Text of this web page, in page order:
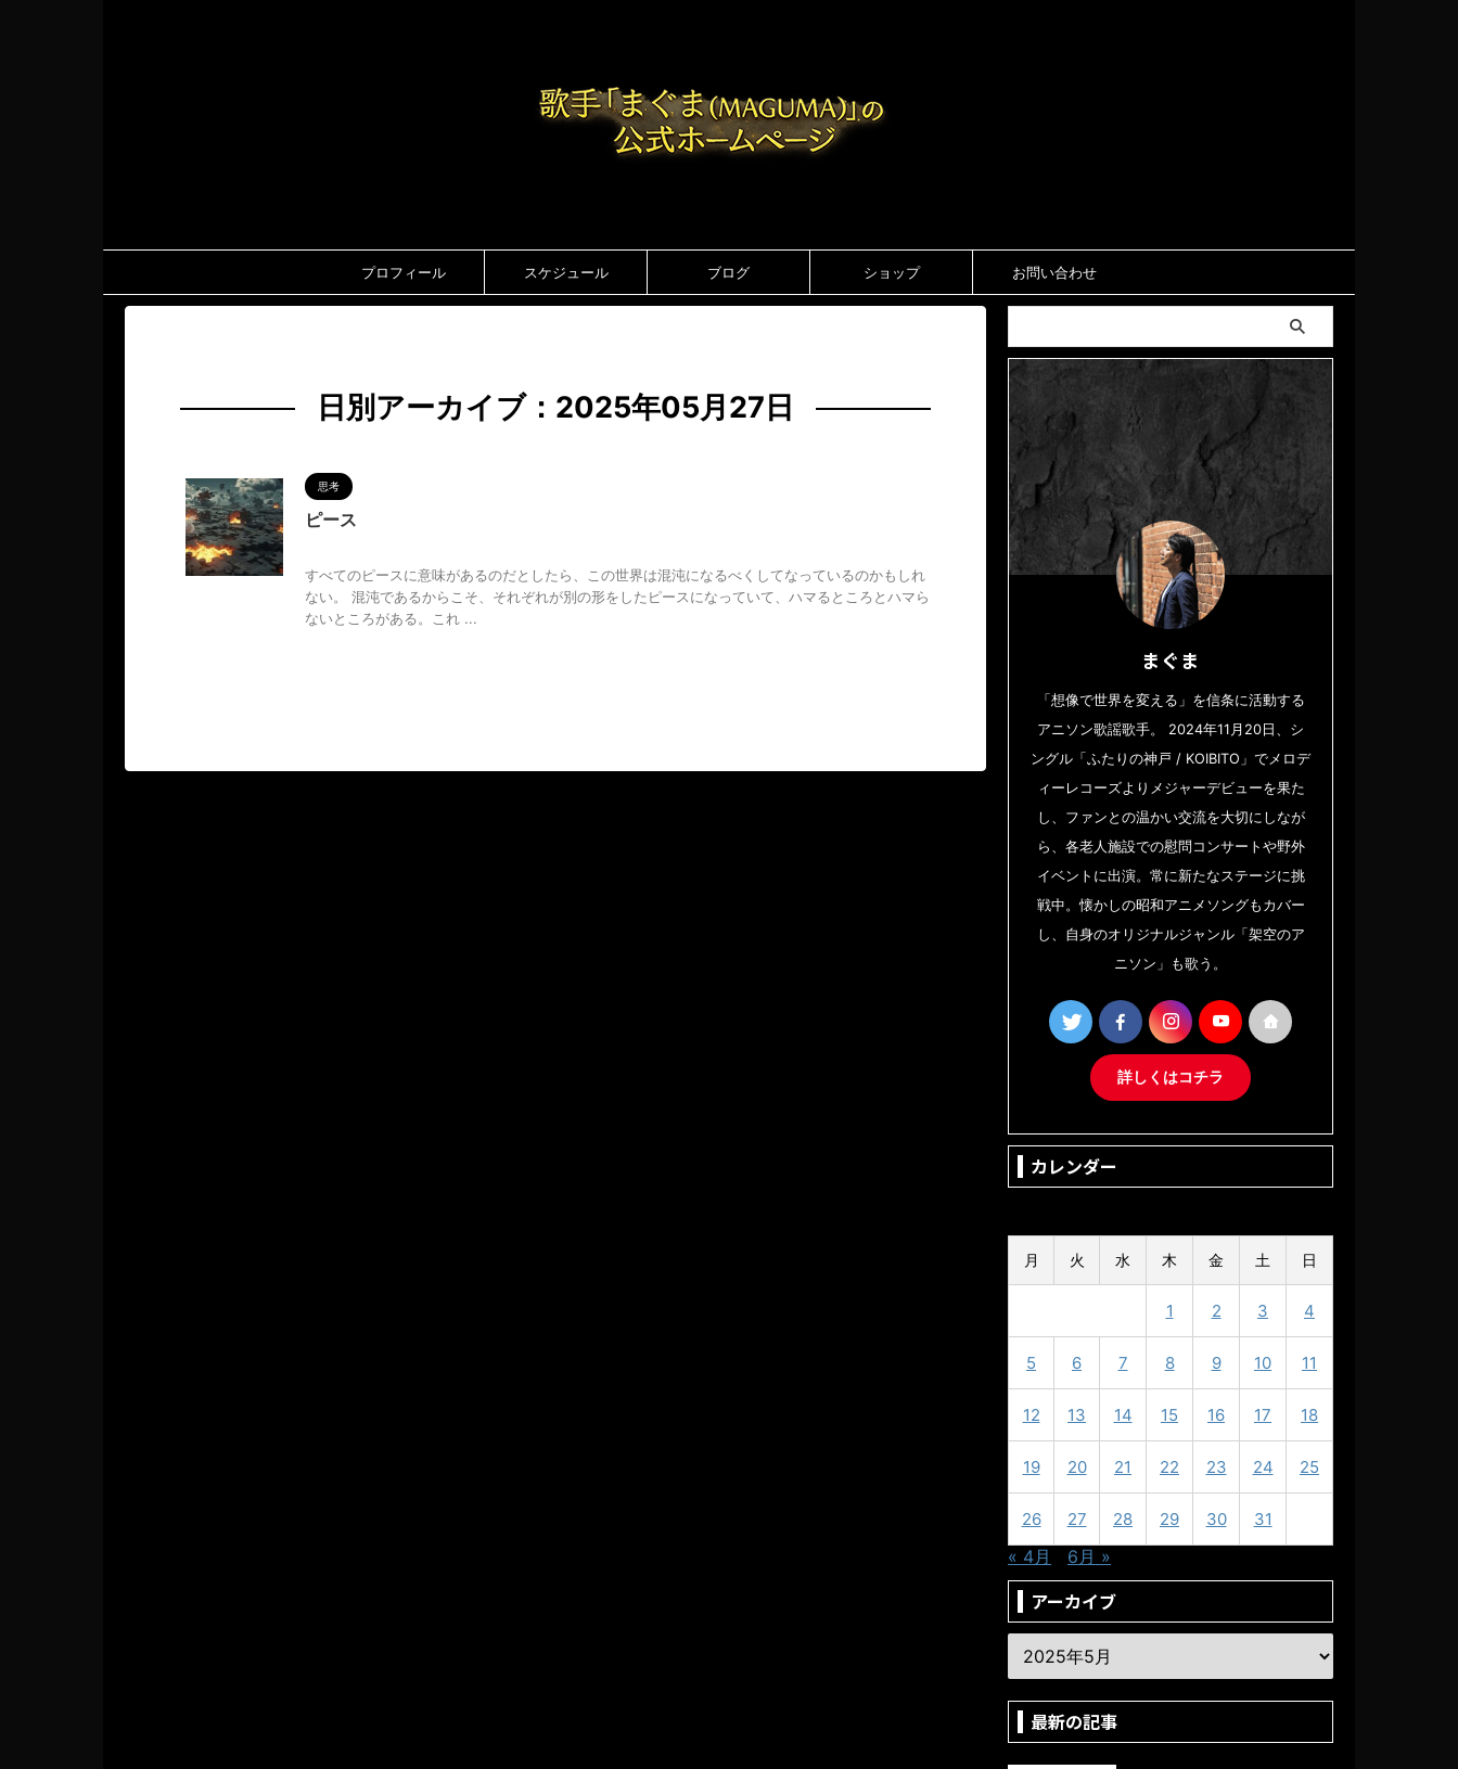
プロフィール スケジュール ブログ ショップ お問い合わせ
日別アーカイブ：2025年05月27日
思考
ピース
すべてのピースに意味があるのだとしたら、この世界は混沌になるべくしてなっているのかもしれ
ない。 混沌であるからこそ、それぞれが別の形をしたピースになっていて、ハマるところとハマら
ないところがある。これ ...
まぐま
「想像で世界を変える」を信条に活動する
アニソン歌謡歌手。 2024年11月20日、シ
ングル「ふたりの神戸 / KOIBITO」でメロデ
ィーレコーズよりメジャーデビューを果た
し、ファンとの温かい交流を大切にしなが
ら、各老人施設での慰問コンサートや野外
イベントに出演。常に新たなステージに挑
戦中。懐かしの昭和アニメソングもカバー
し、自身のオリジナルジャンル「架空のア
ニソン」も歌う。
詳しくはコチラ
カレンダー
月 火 水 木 金 土 日
1 2 3 4
5 6 7 8 9 10 11
12 13 14 15 16 17 18
19 20 21 22 23 24 25
26 27 28 29 30 31
« 4月 6月 »
アーカイブ
最新の記事